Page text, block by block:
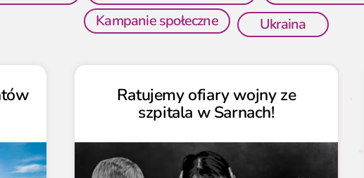
Kampanie społeczne
Ukraina
Ratujemy ofiary wojny ze
szpitala w Sarnach!